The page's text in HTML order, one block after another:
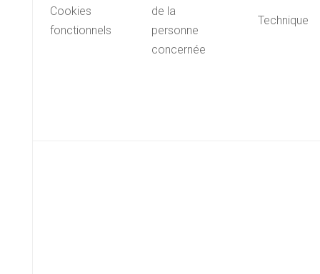
Cookies
fonctionnels
de la
personne
concernée
Technique